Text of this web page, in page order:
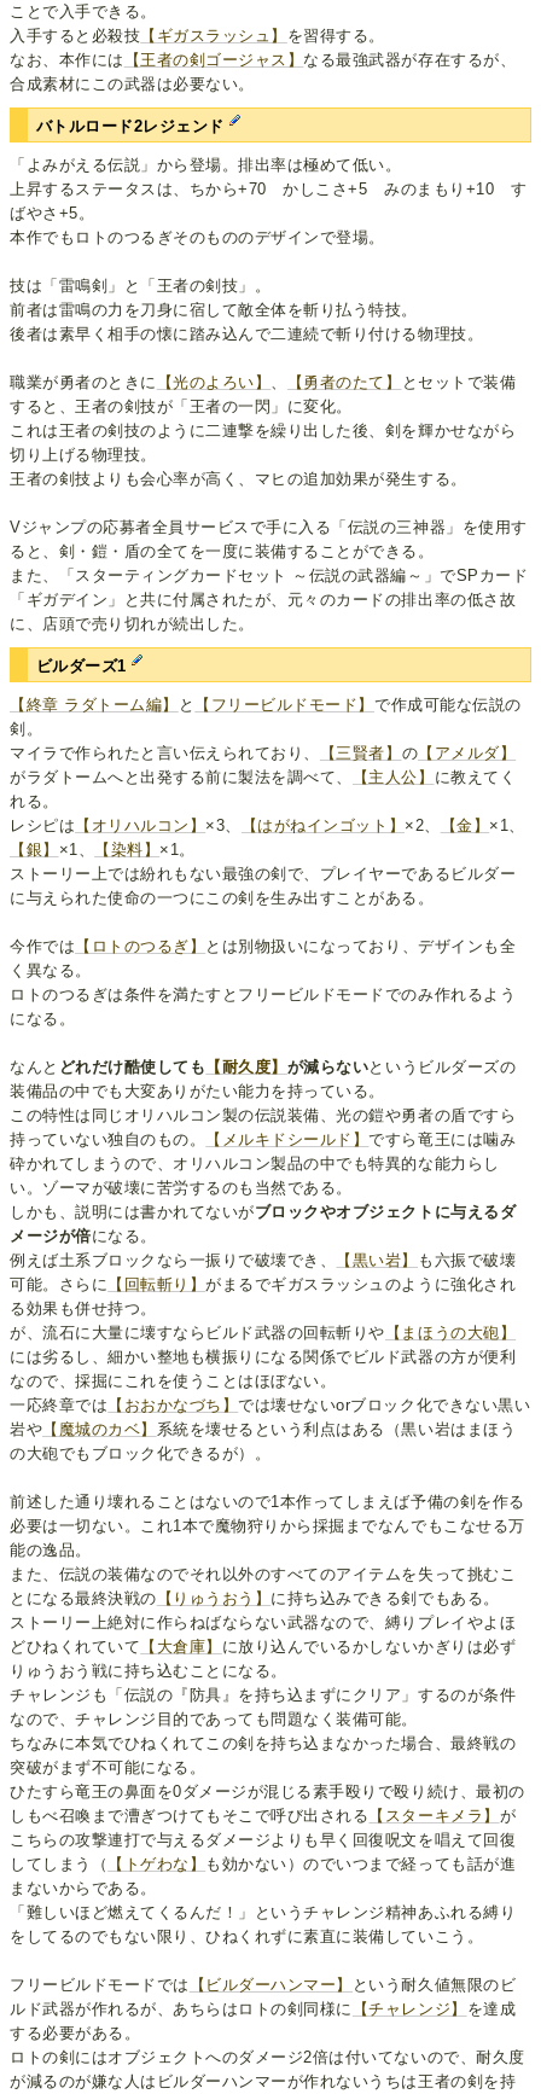
ことで入手できる。
入手すると必殺技 【ギガスラッシュ】 を習得する。
なお、本作には
【王者の剣ゴージャス】 なる最強武器が存在するが、
合成素材にこの武器は必要ない。
バトルロード2レジェンド
「よみがえる伝説」から登場。排出率は極めて低い。
上昇するステータスは、ちから+70 かしこさ+5 みのまもり+10 す
ばやさ+5。
本作でもロトのつるぎそのもののデザインで登場。
技は「雷鳴剣」と「王者の剣技」。
前者は雷鳴の力を刀身に宿して敵全体を斬り払う特技。
後者は素早く相手の懐に踏み込んで二連続で斬り付ける物理技。
職業が勇者のときに 【光のよろい】 、 【勇者のたて】
とセットで装備
すると、王者の剣技が「王者の一閃」に変化。
これは王者の剣技のように二連撃を繰り出した後、剣を輝かせながら
切り上げる物理技。
王者の剣技よりも会心率が高く、マヒの追加効果が発生する。
Vジャンプの応募者全員サービスで手に入る「伝説の三神器」を使用す
ると、剣・鎧・盾の全てを一度に装備することができる。
また、「スターティングカードセット ～伝説の武器編～」でSPカード
「ギガデイン」と共に付属されたが、元々のカードの排出率の低さ故
に、店頭で売り切れが続出した。
ビルダーズ1
【終章 ラダトーム編】 と 【フリービルドモード】 で作成可能な伝説の
剣。
マイラで作られたと言い伝えられており、
【三賢者】 の 【アメルダ】
がラダトームへと出発する前に製法を調べて、
【主人公】 に教えてく
れる。
レシピは 【オリハルコン】 ×3、 【はがねインゴット】 ×2、 【金】 ×1、
【銀】 ×1、 【染料】 ×1。
ストーリー上では紛れもない最強の剣で、プレイヤーであるビルダー
に与えられた使命の一つにこの剣を生み出すことがある。
今作では 【ロトのつるぎ】
とは別物扱いになっており、デザインも全
く異なる。
ロトのつるぎは条件を満たすとフリービルドモードでのみ作れるよう
になる。
なんと どれだけ酷使しても 【耐久度】 が減らないというビルダーズの
装備品の中でも大変ありがたい能力を持っている。
この特性は同じオリハルコン製の伝説装備、光の鎧や勇者の盾ですら
持っていない独自のもの。
【メルキドシールド】ですら竜王には噛み
砕かれてしまうので、オリハルコン製品の中でも特異的な能力らし
い。ゾーマが破壊に苦労するのも当然である。
しかも、説明には書かれてないがブロックやオブジェクトに与えるダ
メージが倍になる。
例えば土系ブロックなら一振りで破壊でき、
【黒い岩】
も六振で破壊
可能。さらに 【回転斬り】がまるでギガスラッシュのように強化され
る効果も併せ持つ。
が、流石に大量に壊すならビルド武器の回転斬りや 【まほうの大砲】
には劣るし、細かい整地も横振りになる関係でビルド武器の方が便利
なので、採掘にこれを使うことはほぼない。
一応終章では 【おおかなづち】では壊せないorブロック化できない黒い
岩や 【魔城のカベ】 系統を壊せるという利点はある（黒い岩はまほう
の大砲でもブロック化できるが）。
前述した通り壊れることはないので1本作ってしまえば予備の剣を作る
必要は一切ない。これ1本で魔物狩りから採掘までなんでもこなせる万
能の逸品。
また、伝説の装備なのでそれ以外のすべてのアイテムを失って挑むこ
とになる最終決戦の 【りゅうおう】 に持ち込みできる剣でもある。
ストーリー上絶対に作らねばならない武器なので、縛りプレイやよほ
どひねくれていて 【大倉庫】 に放り込んでいるかしないかぎりは必ず
りゅうおう戦に持ち込むことになる。
チャレンジも「伝説の『防具』を持ち込まずにクリア」するのが条件
なので、チャレンジ目的であっても問題なく装備可能。
ちなみに本気でひねくれてこの剣を持ち込まなかった場合、最終戦の
突破がまず不可能になる。
ひたすら竜王の鼻面を0ダメージが混じる素手殴りで殴り続け、最初の
しもべ召喚まで漕ぎつけてもそこで呼び出される 【スターキメラ】 が
こちらの攻撃連打で与えるダメージよりも早く回復呪文を唱えて回復
してしまう（
【トゲわな】
も効かない）のでいつまで経っても話が進
まないからである。
「難しいほど燃えてくるんだ！」というチャレンジ精神あふれる縛り
をしてるのでもない限り、ひねくれずに素直に装備していこう。
フリービルドモードでは 【ビルダーハンマー】
という耐久値無限のビ
ルド武器が作れるが、あちらはロトの剣同様に
【チャレンジ】 を達成
する必要がある。
ロトの剣にはオブジェクトへのダメージ2倍は付いてないので、耐久度
が減るのが嫌な人はビルダーハンマーが作れないうちは王者の剣を持